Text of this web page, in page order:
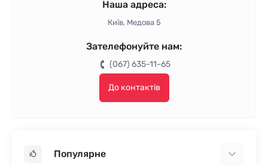
Наша адреса:
Київ, Медова 5
Зателефонуйте нам:
(067) 635-11-65
До контактів
Популярне